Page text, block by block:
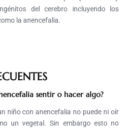
del cerebro incluyendo los
la anencefalia.
sentir o hacer algo?
niño con anencefalia no puede ni oír
un vegetal. Sin embargo esto no